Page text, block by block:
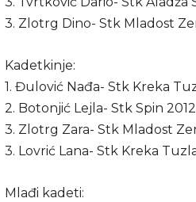
3. Zlotrg Dino- Stk Mladost
Kadetkinje:
1. Đulović Nađa- Stk Kreka
2. Botonjić Lejla- Stk Spin
3. Zlotrg Zara- Stk Mladost
3. Lovrić Lana- Stk Kreka
Mlađi kadeti: